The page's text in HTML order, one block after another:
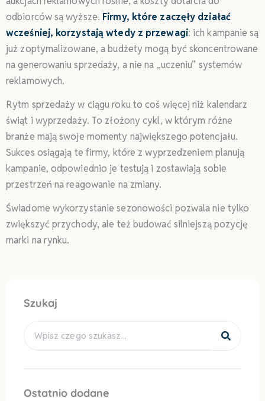
odbiorców są wyższe. Firmy, które zaczęły działać
wcześniej, korzystają wtedy z przewagi: ich kampanie są
już zoptymalizowane, a budżety mogą być skoncentrowane
na generowaniu sprzedaży, a nie na „uczeniu” systemów
reklamowych.
Rytm sprzedaży w ciągu roku to coś więcej niż kalendarz
świąt i wyprzedaży. To złożony cykl, w którym różne
branże mają swoje momenty największego potencjału.
Sukces osiągają te firmy, które z wyprzedzeniem planują
kampanie, odpowiednio je testują i zostawiają sobie
przestrzeń na reagowanie na zmiany.
Świadome wykorzystanie sezonowości pozwala nie tylko
zwiększyć przychody, ale też budować silniejszą pozycję
marki na rynku.
Szukaj
Ostatnio dodane